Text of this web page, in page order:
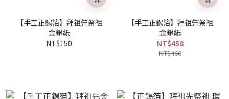
【手工正錫箔】拜祖先祭祖
金銀紙
NT$150
【手工正錫箔】拜祖先祭祖
金銀紙
NT$458
NT$460